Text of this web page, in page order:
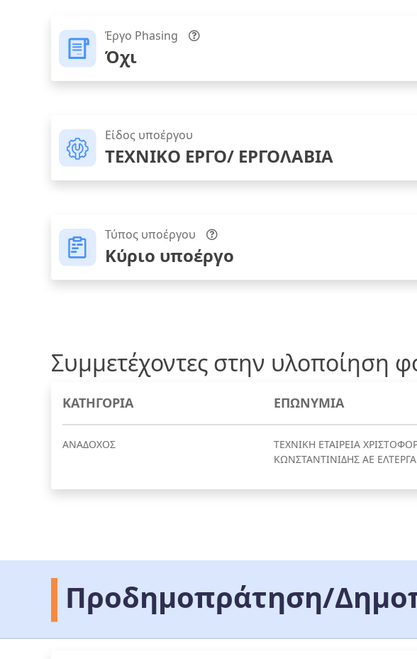
Έργο Phasing
Όχι
Είδος υποέργου
ΤΕΧΝΙΚΟ ΕΡΓΟ/ ΕΡΓΟΛΑΒΙΑ
Τύπος υποέργου
Κύριο υποέργο
Συμμετέχοντες στην υλοποίηση
ΚΑΤΗΓΟΡΙΑ ΕΠΩΝΥΜΙΑ
ΑΝΑΔΟΧΟΣ
ΤΕΧΝΙΚΗ ΕΤΑΙΡΕΙΑ
ΚΩΝΣΤΑΝΤΙΝΙΔΗΣ ΑΕ
Προδημοπράτηση/